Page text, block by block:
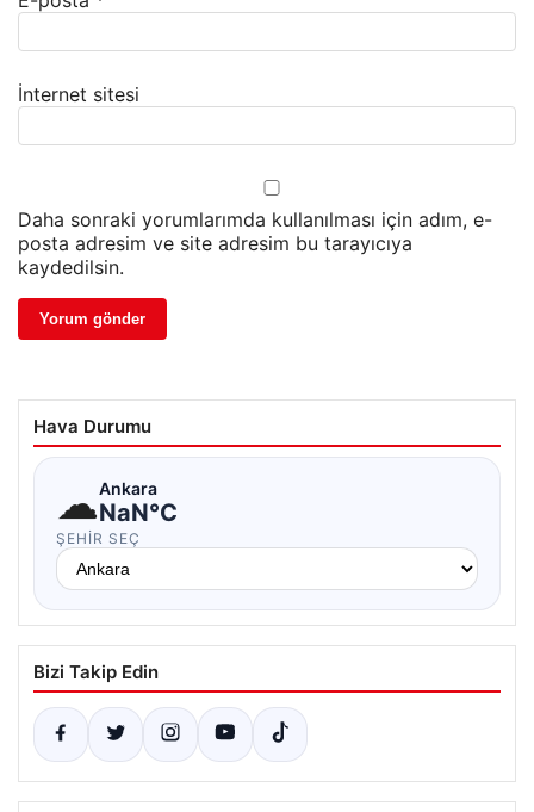
İnternet sitesi
Daha sonraki yorumlarımda kullanılması için adım, e-
posta adresim ve site adresim bu tarayıcıya
kaydedilsin.
Hava Durumu
☁Ankara
NaN°C
ŞEHIR SEÇ
Bizi Takip Edin